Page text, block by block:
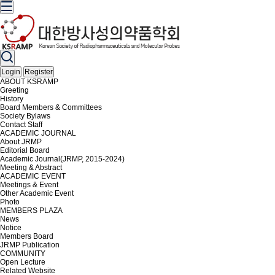
Login
Register
ABOUT KSRAMP
Greeting
History
Board Members & Committees
Society Bylaws
Contact Staff
ACADEMIC JOURNAL
About JRMP
Editorial Board
Academic Journal(JRMP, 2015-2024)
Meeting & Abstract
ACADEMIC EVENT
Meetings & Event
Other Academic Event
Photo
MEMBERS PLAZA
News
Notice
Members Board
JRMP Publication
COMMUNITY
Open Lecture
Related Website